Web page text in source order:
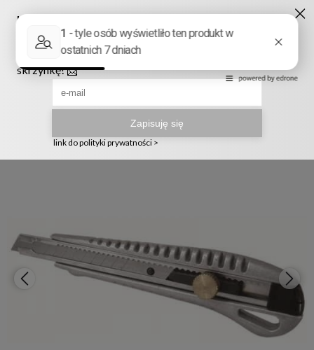
Ruszyła nowa szata graficzna naszego sklepu! ❤️
222905958
Warsztat i narzędzia ręczne Narzędzia do cięcia i obróbki